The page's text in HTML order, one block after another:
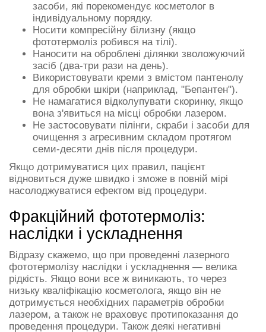
засоби, які порекомендує косметолог в
індивідуальному порядку.
Носити компресійну білизну (якщо
фототермоліз робився на тілі).
Наносити на оброблені ділянки зволожуючий
засіб (два-три рази на день).
Використовувати креми з вмістом пантенолу
для обробки шкіри (наприклад, "Бепантен").
Не намагатися відколупувати скоринку, якщо
вона з'явиться на місці обробки лазером.
Не застосовувати пілінги, скраби і засоби для
очищення з агресивним складом протягом
семи-десяти днів після процедури.
Якщо дотримуватися цих правил, пацієнт
відновиться дуже швидко і зможе в повній мірі
насолоджуватися ефектом від процедури.
Фракційний фототермоліз:
наслідки і ускладнення
Відразу скажемо, що при проведенні лазерного
фототермолізу наслідки і ускладнення — велика
рідкість. Якщо вони все ж виникають, то через
низьку кваліфікацію косметолога, якщо він не
дотримується необхідних параметрів обробки
лазером, а також не враховує протипоказання до
проведення процедури. Також деякі негативні